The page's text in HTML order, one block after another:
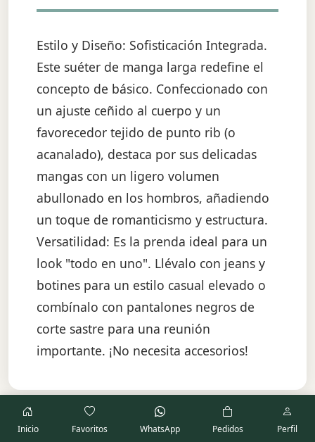
Estilo y Diseño: Sofisticación Integrada.
Este suéter de manga larga redefine el
concepto de básico. Confeccionado con
un ajuste ceñido al cuerpo y un
favorecedor tejido de punto rib (o
acanalado), destaca por sus delicadas
mangas con un ligero volumen
abullonado en los hombros, añadiendo
un toque de romanticismo y estructura.
Versatilidad: Es la prenda ideal para un
look "todo en uno". Llévalo con jeans y
botines para un estilo casual elevado o
combínalo con pantalones negros de
corte sastre para una reunión
importante. ¡No necesita accesorios!
Inicio Favoritos WhatsApp Pedidos Perfil